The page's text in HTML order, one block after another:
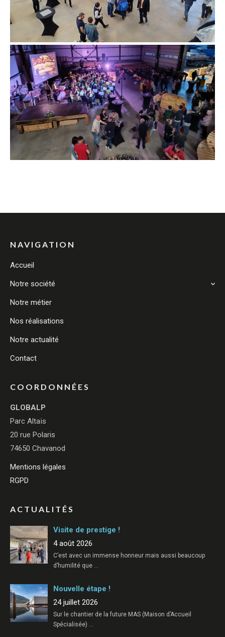
NAVIGATION
Accueil
Notre société
Notre métier
Nos réalisations
Notre actualité
Contact
COORDONNÉES
GLOBALP
Parc Altaïs
20 rue Polaris
74650 Chavanod
Mentions légales
RGPD
ACTUALITÉS
Visite de prestige !
4 août 2026
C’est avec un immense honneur mais aussi beaucoup
d’humilité que …
Nouvelle étape !
24 juillet 2026
Sur le chantier de la future MAS (Maison d’Accueil
Spécialisée) …